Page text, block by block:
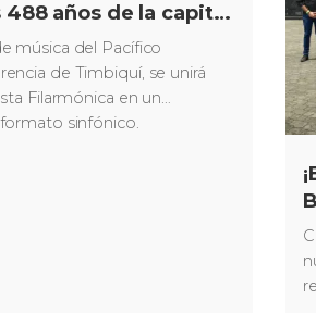
488 años de la capital
sinfónico
música del Pacífico
de Timbiquí, se unirá
Filarmónica en un
sinfónico.